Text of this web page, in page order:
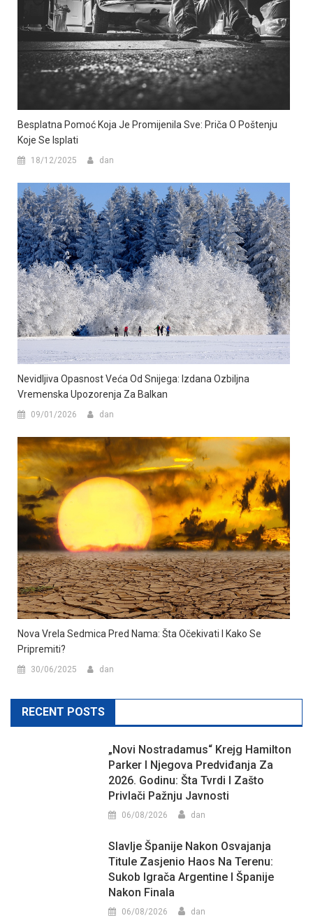
Besplatna Pomoć Koja Je Promijenila Sve: Priča O Poštenju
Koje Se Isplati
18/12/2025 dan
Nevidljiva Opasnost Veća Od Snijega: Izdana Ozbiljna
Vremenska Upozorenja Za Balkan
09/01/2026 dan
Nova Vrela Sedmica Pred Nama: Šta Očekivati I Kako Se
Pripremiti?
30/06/2025 dan
RECENT POSTS
„Novi Nostradamus“ Krejg Hamilton
Parker I Njegova Predviđanja Za
2026. Godinu: Šta Tvrdi I Zašto
Privlači Pažnju Javnosti
06/08/2026 dan
Slavlje Španije Nakon Osvajanja
Titule Zasjenio Haos Na Terenu:
Sukob Igrača Argentine I Španije
Nakon Finala
06/08/2026 dan